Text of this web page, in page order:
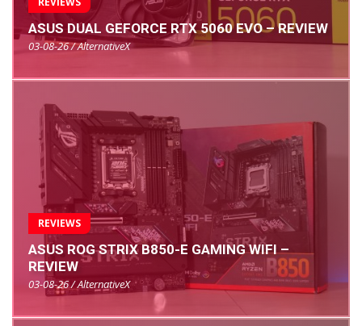
ASUS DUAL GEFORCE RTX 5060 EVO – REVIEW
03-08-26 / AlternativeX
REVIEWS
ASUS ROG STRIX B850-E GAMING WIFI –
REVIEW
03-08-26 / AlternativeX